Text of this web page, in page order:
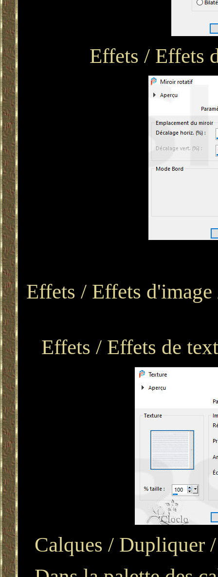
Effets / Effets
Effets / Effets
Effets / Effets de
Calques / Dupliquer